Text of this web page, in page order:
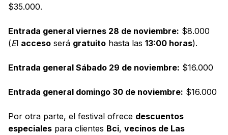
$35.000.
Entrada general viernes 28 de noviembre: $8.000
(El acceso será gratuito hasta las 13:00 horas).
Entrada general Sábado 29 de noviembre: $16.000
Entrada general domingo 30 de noviembre: $16.000
Por otra parte, el festival ofrece descuentos
especiales para clientes Bci, vecinos de Las